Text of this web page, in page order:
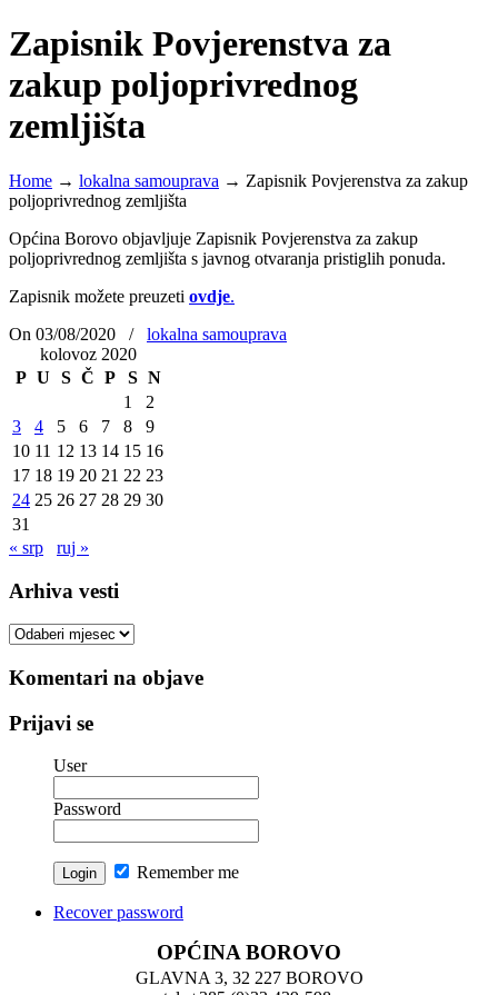
Zapisnik Povjerenstva za
zakup poljoprivrednog
zemljišta
Home → lokalna samouprava → Zapisnik Povjerenstva za zakup
poljoprivrednog zemljišta
Općina Borovo objavljuje Zapisnik Povjerenstva za zakup
poljoprivrednog zemljišta s javnog otvaranja pristiglih ponuda.
Zapisnik možete preuzeti ovdje.
On 03/08/2020
/
lokalna samouprava
kolovoz 2020
P U S Č P S N
1
2
3
4 5 6 7 8
9
10 11 12 13 14 15 16
17 18 19 20 21 22 23
24 25 26 27 28 29 30
31
« srp
ruj »
Arhiva vesti
Arhiva
Komentari na objave
Prijavi se
User
Password
Remember me
Recover password
OPĆINA BOROVO
GLAVNA 3, 32 227 BOROVO